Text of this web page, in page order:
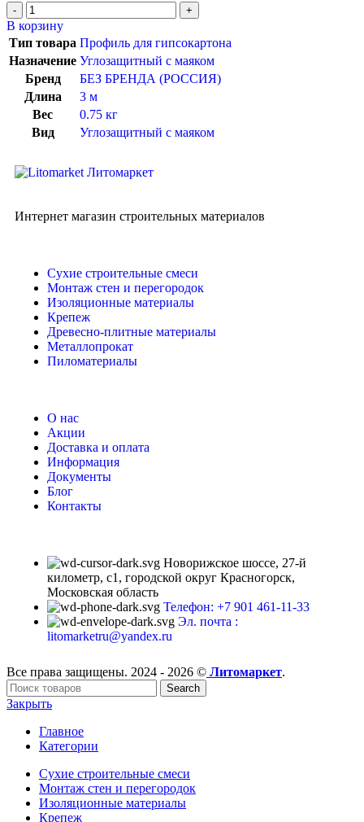
В корзину
Тип товара Профиль для гипсокартона
Назначение Углозащитный с маяком
Бренд
БЕЗ БРЕНДА (РОССИЯ)
Длина
3 м
Вес
0.75 кг
Вид
Углозащитный с маяком
Интернет магазин строительных материалов
Сухие строительные смеси
Монтаж стен и перегородок
Изоляционные материалы
Крепеж
Древесно-плитные материалы
Металлопрокат
Пиломатериалы
О нас
Акции
Доставка и оплата
Информация
Документы
Блог
Контакты
Новорижское шоссе, 27-й
километр, с1, городской округ Красногорск,
Московская область
Телефон: +7 901 461-11-33
Эл. почта :
litomarketru@yandex.ru
Все права защищены. 2024 - 2026 © Литомаркет.
Search
Закрыть
Главное
Категории
Сухие строительные смеси
Монтаж стен и перегородок
Изоляционные материалы
Крепеж